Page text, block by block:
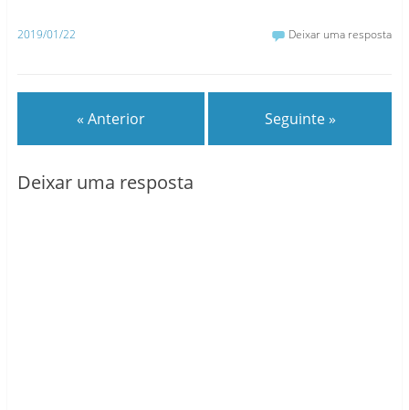
2019/01/22 Deixar uma resposta
« Anterior Seguinte »
Deixar uma resposta